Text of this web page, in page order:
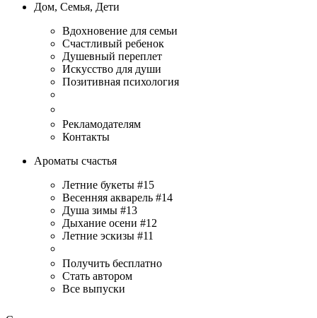
Дом, Семья, Дети
Вдохновение для семьи
Счастливый ребенок
Душевный переплет
Искусство для души
Позитивная психология
Рекламодателям
Контакты
Ароматы счастья
Летние букеты #15
Весенняя акварель #14
Душа зимы #13
Дыхание осени #12
Летние эскизы #11
Получить бесплатно
Стать автором
Все выпуски